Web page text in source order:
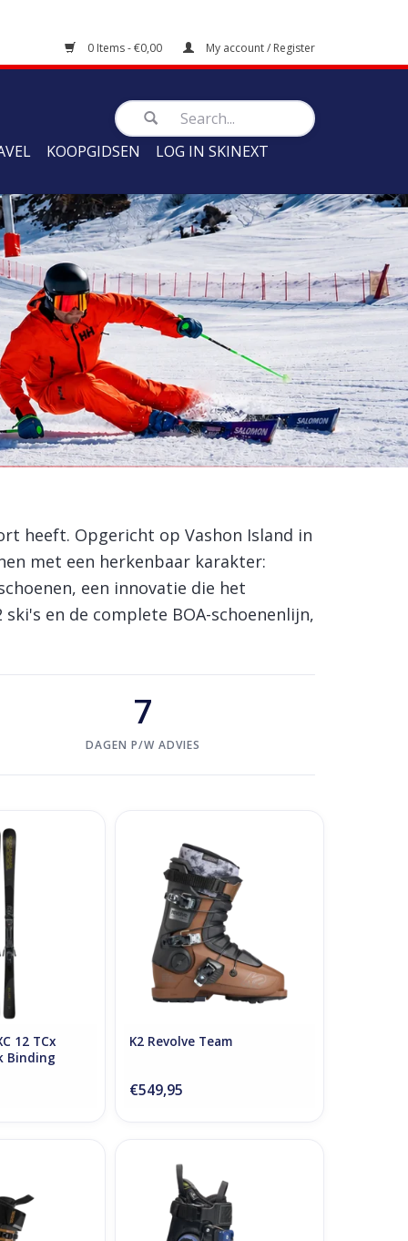
0 Items - €0,00 My account / Register
KOOPGIDSEN LOG IN SKINEXT
heeft. Opgericht op Vashon Island in
met een herkenbaar karakter:
een innovatie die het
en de complete BOA-schoenenlijn,
7
DAGEN P/W ADVIES
12 TCx Light
CART
12 TCx
Binding
ADD TO CART
K2 Revolve Team
€549,95
K2 Cortex 105 Zonal BOA w
ADD TO CART